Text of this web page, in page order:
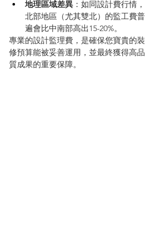
地理區域差異 ：如同設計費行情，
北部地區（尤其雙北）的監工費普
遍會比中南部高出15-20%。
專業的設計監理費，是確保您寶貴的裝
修預算能被妥善運用，並最終獲得高品
質成果的重要保障。